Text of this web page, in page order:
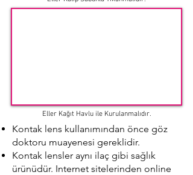
Eller Kağıt Havlu ile Kurulanmalıdır.
Kontak lens kullanımından önce göz
doktoru muayenesi gereklidir.
Kontak lensler aynı ilaç gibi sağlık
ürünüdür. Internet sitelerinden online